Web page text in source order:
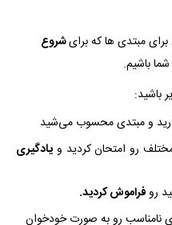
مبتدی ها که برایشروع
باشیم.
باشید:
و مبتدی محسوب می‌شید
رو امتحان کردید ویادگیری
رو فراموش کردید.
نامناسب رو به صورت خودخوان